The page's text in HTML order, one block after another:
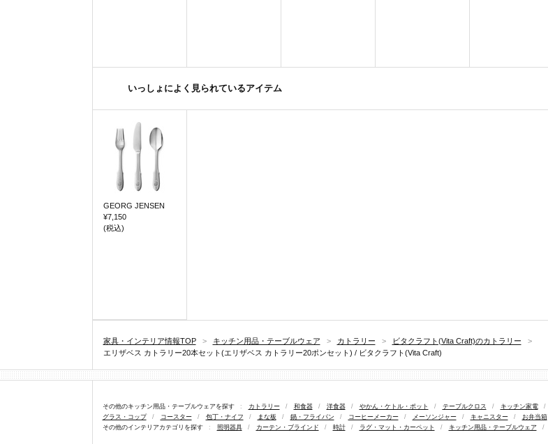
いっしょによく見られているアイテム
GEORG JENSEN
¥7,150
(税込)
家具・インテリア情報TOP > キッチン用品・テーブルウェア > カトラリー > ビタクラフト(Vita Craft)のカトラリー
>
エリザベス カトラリー20本セット(エリザベス カトラリー20ポンセット) / ビタクラフト(Vita Craft)
その他のキッチン用品・テーブルウェアを探す : カトラリー / 和食器 / 洋食器 / やかん・ケトル・ポット / テーブルクロス / キッチン家電 /
グラス・コップ
/ コースター / 包丁・ナイフ / まな板 / 鍋・フライパン / コーヒーメーカー / メーソンジャー / キャニスター / お弁当箱
その他のインテリアカテゴリを探す
: 照明器具 / カーテン・ブラインド / 時計 / ラグ・マット・カーペット / キッチン用品・テーブルウェア /